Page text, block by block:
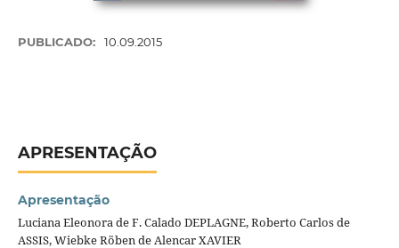
PUBLICADO: 10.09.2015
APRESENTAÇÃO
Apresentação
Luciana Eleonora de F. Calado DEPLAGNE, Roberto Carlos de
ASSIS, Wiebke Röben de Alencar XAVIER